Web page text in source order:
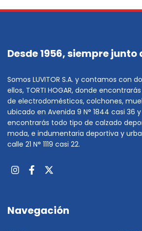
Desde 1956, siempre junto
Somos LUVITOR S.A. y contamos con
ellos, TORTI HOGAR, donde
de electrodomésticos, colchones,
ubicado en Avenida 9 N° 1844 casi 36 y
encontrarás todo tipo de calzado
moda, e indumentaria deportiva y
calle 21 N° 1119 casi 22.
Navegación